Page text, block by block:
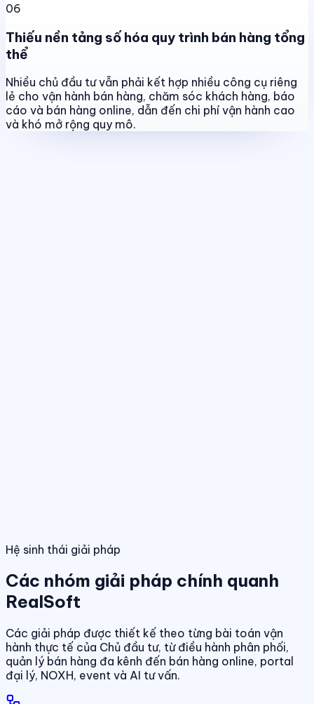
06
Thiếu nền tảng số hóa quy trình bán hàng tổng
thể
Nhiều chủ đầu tư vẫn phải kết hợp nhiều công cụ riêng
lẻ cho vận hành bán hàng, chăm sóc khách hàng, báo
cáo và bán hàng online, dẫn đến chi phí vận hành cao
và khó mở rộng quy mô.
Hệ sinh thái giải pháp
Các nhóm giải pháp chính quanh
RealSoft
Các giải pháp được thiết kế theo từng bài toán vận
hành thực tế của Chủ đầu tư, từ điều hành phân phối,
quản lý bán hàng đa kênh đến bán hàng online, portal
đại lý, NOXH, event và AI tư vấn.